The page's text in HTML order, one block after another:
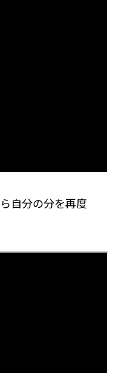
自分の分を再度